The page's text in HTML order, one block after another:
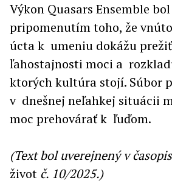
Výkon Quasars Ensemble
pripomenutím toho, že
úcta k umeniu dokážu
ľahostajnosti moci a
ktorých kultúra stojí. Súbor
v dnešnej neľahkej situácii
moc prehovárať k ľuďom.
(Text bol uverejnený v
život č. 10/2025.)